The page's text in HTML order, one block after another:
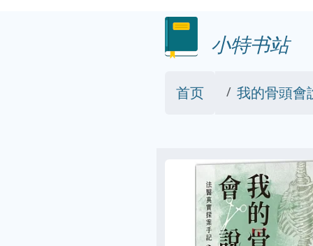
小特书站
首页 我的骨頭會